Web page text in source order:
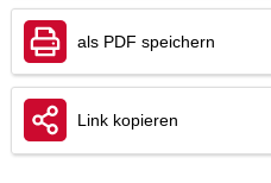
als PDF speichern
Link kopieren